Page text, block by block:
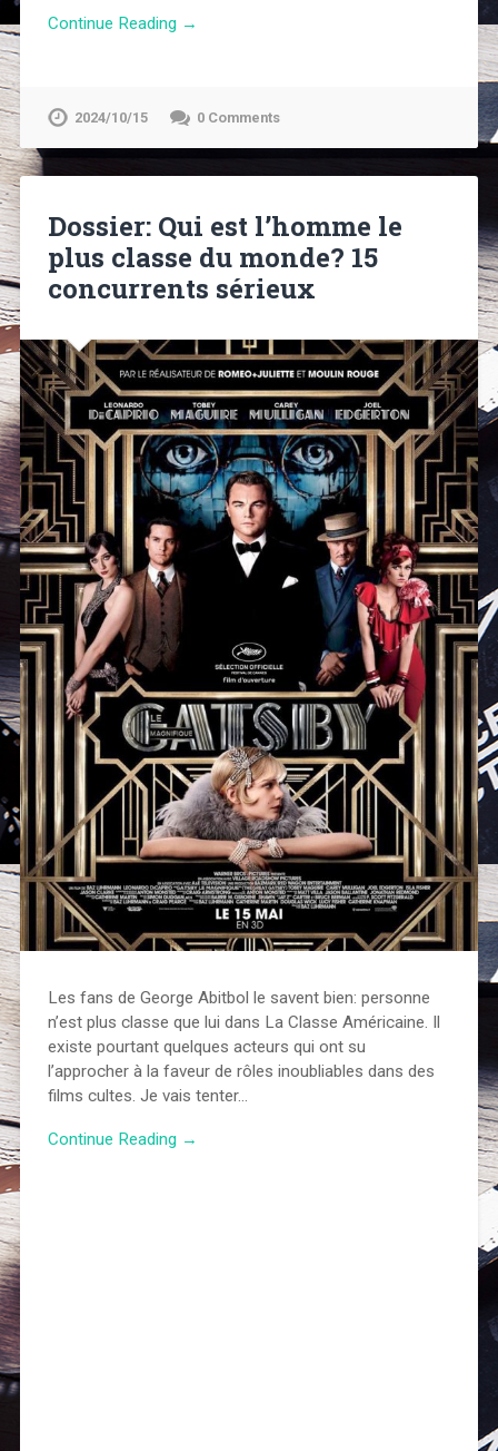
Continue Reading →
2024/10/15 0 Comments
Dossier: Qui est l’homme le
plus classe du monde? 15
concurrents sérieux
Les fans de George Abitbol le savent bien: personne
n’est plus classe que lui dans La Classe Américaine. Il
existe pourtant quelques acteurs qui ont su
l’approcher à la faveur de rôles inoubliables dans des
films cultes. Je vais tenter…
Continue Reading →